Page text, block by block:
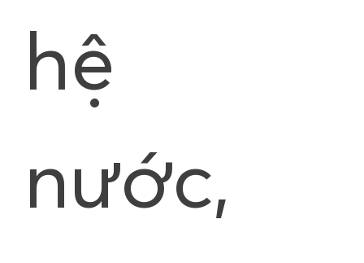
hệ
nước,